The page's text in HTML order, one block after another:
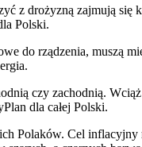
z drożyzną zajmują
Polski.
do rządzenia, muszą
czy zachodnią.
dla całej Polski.
Polaków. Cel